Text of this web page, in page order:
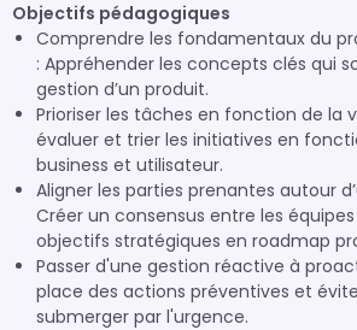
Objectifs pédagogiques
Comprendre les fondamentaux du
: Appréhender les concepts clés qui
gestion d’un produit.
Prioriser les tâches en fonction de la
évaluer et trier les initiatives en
business et utilisateur.
Aligner les parties prenantes autour
Créer un consensus entre les
objectifs stratégiques en roadmap
Passer d'une gestion réactive à
place des actions préventives et
submerger par l'urgence.